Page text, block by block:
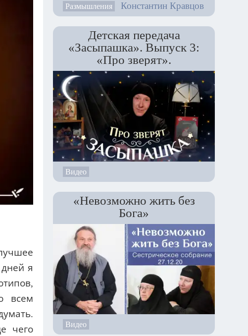
я
всем
чего
Размышления Константин Кравцов
Детская передача
«Засыпашка». Выпуск 3:
«Про зверят».
Видео
«Невозможно жить без
Бога»
Видео